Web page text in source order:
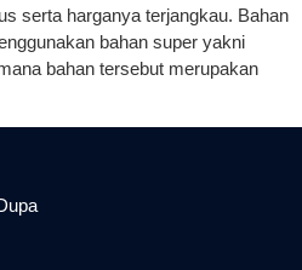
serta harganya terjangkau. Bahan
bahan super yakni
bahan tersebut merupakan